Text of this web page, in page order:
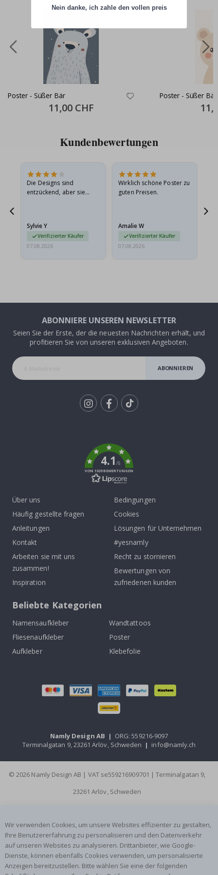
Poster - Süßer Bär
Special
Price
11,00 CHF
Poster - Süßer Bär
Price
Kundenbewertungen
Die Designs sind
entzückend, aber sie
sie…
Sylvie Y
Verifizierter Käufer
07.08.2026
Wirklich schöne Poster zu
guten Preisen.
Amalie W
Verifizierter Käufer
07.08.2026
ABONNIERE UNSEREN NEWSLETTER
Seien Sie der Erste, der die neuesten Nachrichten erhält, und
profitieren Sie von unseren exklusiven Angeboten.
ABONNIEREN
4.1/5
VON 1029 BEWERTUNGEN
Über uns
Häufig gestellte fragen
Anleitungen
Kontakt
Arbeiten sie mit uns
zusammen!
Inspiration
Bedingungen
Cookies
Lösungen für Unternehmen
#yesnamly
Recht zu stornieren
Bewertungen von
zufriedenen kunden
Beliebte Kategorien
Namensaufkleber
Wandtattoos
Fliesenaufkleber
Poster
Aufkleber
Klebefolie
Namly Design AB | ORG: 559216-9097
Terminalgatan 9, 23261 Arlöv, Schweden | info@namly.ch
© 2026 Namly Design AB | VAT se559216909701 | Terminalgatan 9,
23261 Arlöv, Schweden
Wir verwenden Cookies, um unsere Websites effizienter zu gestalten,
Ihre Benutzererfahrung zu personalisieren und den Datenverkehr
auf unseren Websites zu analysieren. Drittanbieter, wie Google-
Dienste, können ebenfalls Cookies verwenden, um personalisierte
Anzeigen bereitzustellen. Bitte wählen Sie eine der folgenden
Nein danke, ich zahle den vollen preis